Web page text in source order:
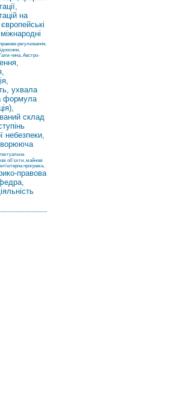
на
правове регулювання,
чина, Австро-
ухвала
формула
склад
небезпеки,
об’єкти, майнові
програма,
правова